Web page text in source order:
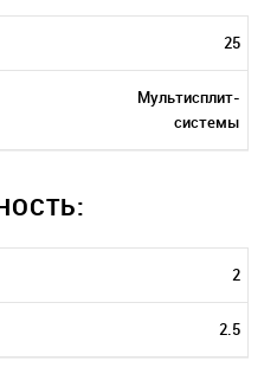
25
Мультисплит-
системы
2
2.5